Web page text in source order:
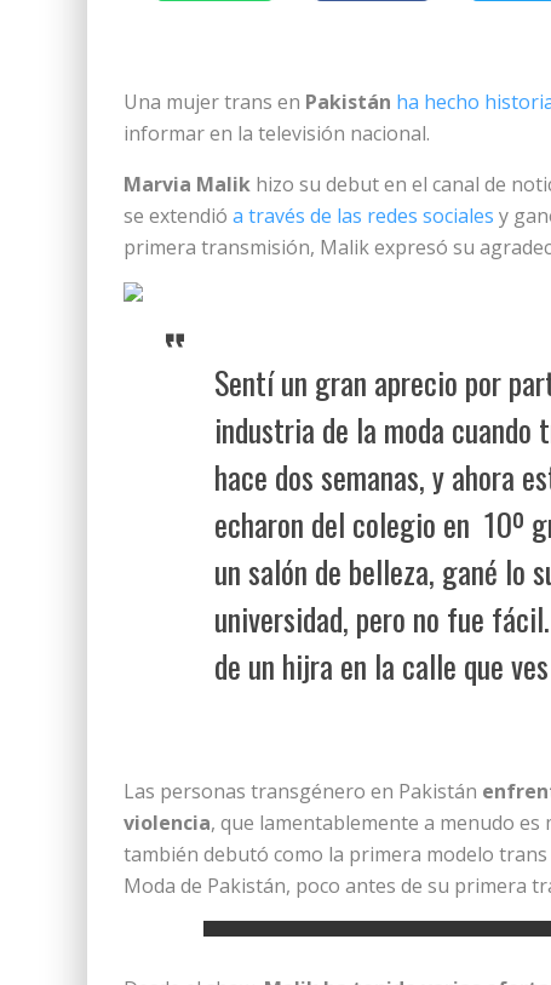
Una mujer trans en Pakistán ha hecho
informar en la televisión nacional.
Marvia Malik hizo su debut en el canal de
se extendió a través de las redes sociales y
primera transmisión, Malik expresó su
Sentí un gran aprecio por
industria de la moda cuando
hace dos semanas, y ahora
echaron del colegio en 10º
un salón de belleza, gané lo
universidad, pero no fue
de un hijra en la calle que
Las personas transgénero en Pakistán
violencia, que lamentablemente a menudo es
también debutó como la primera modelo
Moda de Pakistán, poco antes de su primera